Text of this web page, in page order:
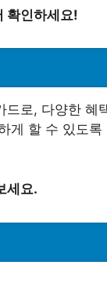
확인하세요!
로, 다양한 혜
게 할 수 있도
세요.